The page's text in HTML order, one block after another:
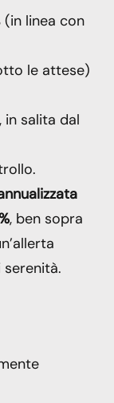
(in linea con
le attese)
in salita dal
, ben sopra
serenità.